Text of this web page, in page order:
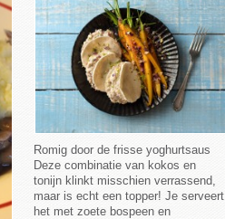
Romig door de frisse yoghurtsaus
Deze combinatie van kokos en
tonijn klinkt misschien verrassend,
maar is echt een topper! Je serveert
het met zoete bospeen en